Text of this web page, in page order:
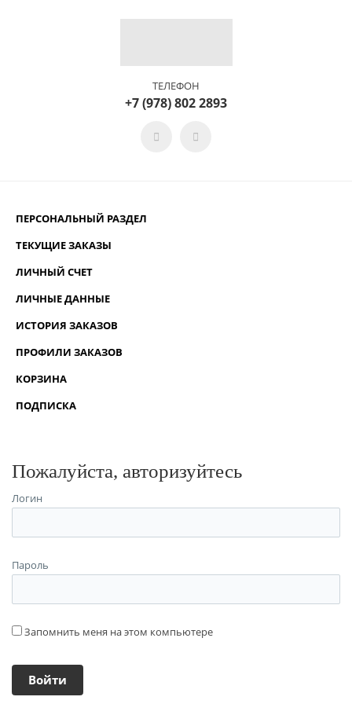
ТЕЛЕФОН
+7 (978) 802 2893
ПЕРСОНАЛЬНЫЙ РАЗДЕЛ
ТЕКУЩИЕ ЗАКАЗЫ
ЛИЧНЫЙ СЧЕТ
ЛИЧНЫЕ ДАННЫЕ
ИСТОРИЯ ЗАКАЗОВ
ПРОФИЛИ ЗАКАЗОВ
КОРЗИНА
ПОДПИСКА
Пожалуйста, авторизуйтесь
Логин
Пароль
Запомнить меня на этом компьютере